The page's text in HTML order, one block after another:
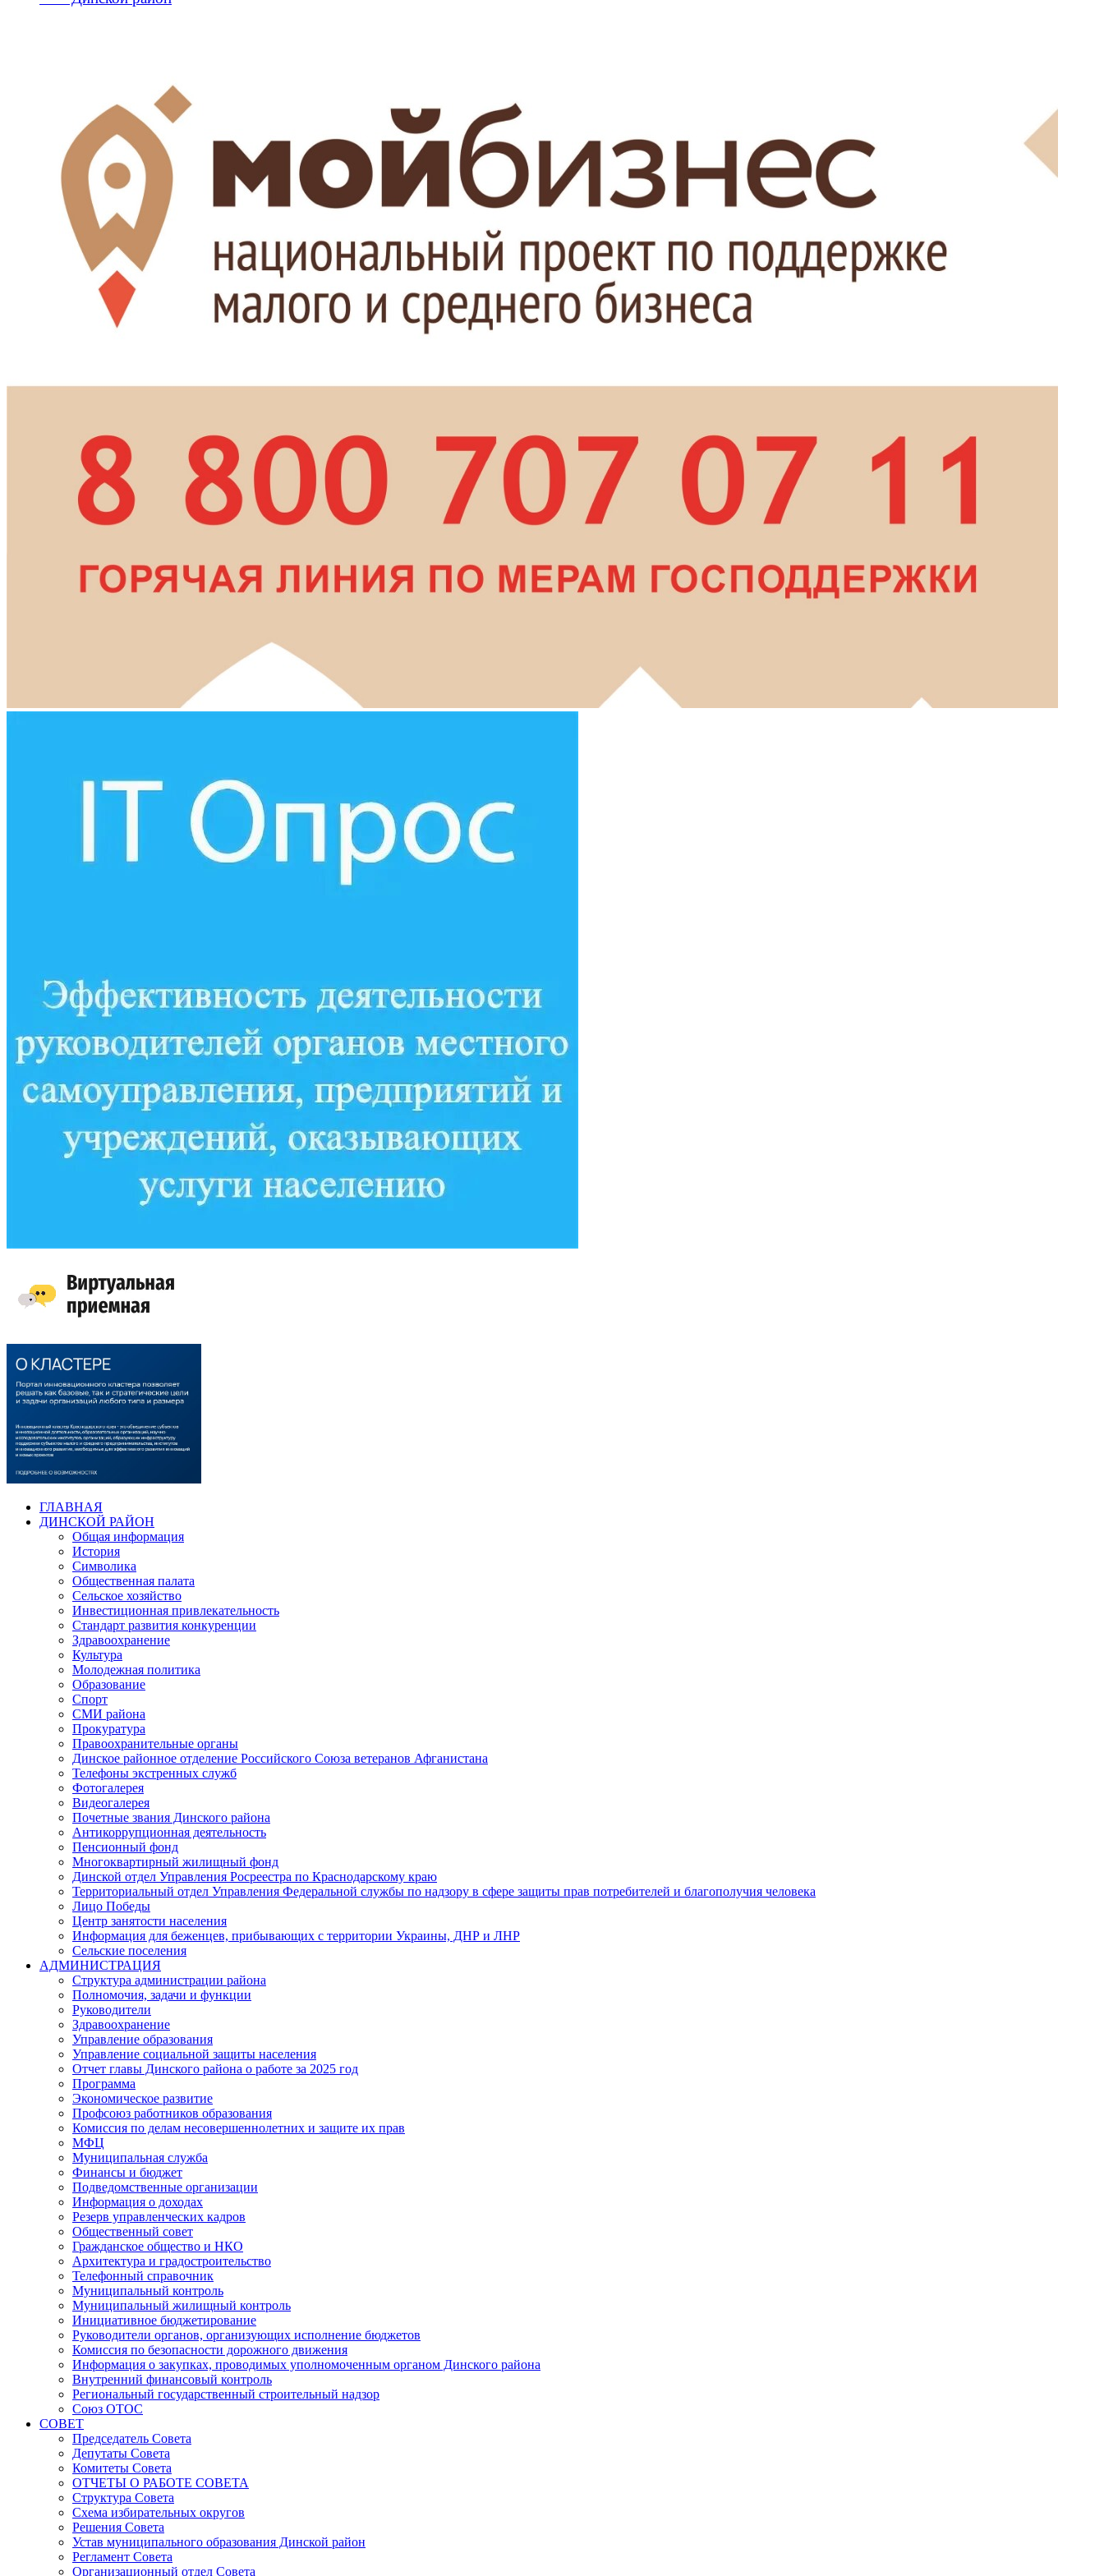
ГЛАВНАЯ
ДИНСКОЙ РАЙОН
Общая информация
История
Символика
Общественная палата
Сельское хозяйство
Инвестиционная привлекательность
Стандарт развития конкуренции
Здравоохранение
Культура
Молодежная политика
Образование
Спорт
СМИ района
Прокуратура
Правоохранительные органы
Динское районное отделение Российского Союза ветеранов Афганистана
Телефоны экстренных служб
Фотогалерея
Видеогалерея
Почетные звания Динского района
Антикоррупционная деятельность
Пенсионный фонд
Многоквартирный жилищный фонд
Динской отдел Управления Росреестра по Краснодарскому краю
Территориальный отдел Управления Федеральной службы по надзору в сфере защиты прав потребителей и благополучия человека
Лицо Победы
Центр занятости населения
Информация для беженцев, прибывающих с территории Украины, ДНР и ЛНР
Сельские поселения
АДМИНИСТРАЦИЯ
Структура администрации района
Полномочия, задачи и функции
Руководители
Здравоохранение
Управление образования
Управление социальной защиты населения
Отчет главы Динского района о работе за 2025 год
Программа
Экономическое развитие
Профсоюз работников образования
Комиссия по делам несовершеннолетних и защите их прав
МФЦ
Муниципальная служба
Финансы и бюджет
Подведомственные организации
Информация о доходах
Резерв управленческих кадров
Общественный совет
Гражданское общество и НКО
Архитектура и градостроительство
Телефонный справочник
Муниципальный контроль
Муниципальный жилищный контроль
Инициативное бюджетирование
Руководители органов, организующих исполнение бюджетов
Комиссия по безопасности дорожного движения
Информация о закупках, проводимых уполномоченным органом Динского района
Внутренний финансовый контроль
Региональный государственный строительный надзор
Союз ОТОС
СОВЕТ
Председатель Совета
Депутаты Совета
Комитеты Совета
ОТЧЕТЫ О РАБОТЕ СОВЕТА
Структура Совета
Схема избирательных округов
Решения Совета
Устав муниципального образования Динской район
Регламент Совета
Организационный отдел Совета